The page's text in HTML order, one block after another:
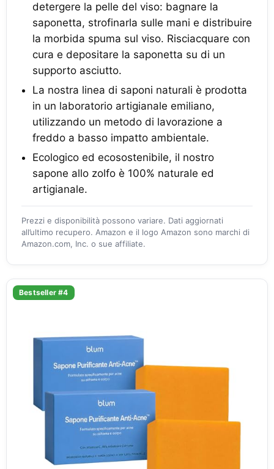
detergere la pelle del viso: bagnare la
saponetta, strofinarla sulle mani e distribuire
la morbida spuma sul viso. Risciacquare con
cura e depositare la saponetta su di un
supporto asciutto.
La nostra linea di saponi naturali è prodotta
in un laboratorio artigianale emiliano,
utilizzando un metodo di lavorazione a
freddo a basso impatto ambientale.
Ecologico ed ecosostenibile, il nostro
sapone allo zolfo è 100% naturale ed
artigianale.
Prezzi e disponibilità possono variare. Dati aggiornati
all’ultimo recupero. Amazon e il logo Amazon sono marchi di
Amazon.com, Inc. o sue affiliate.
Bestseller #4